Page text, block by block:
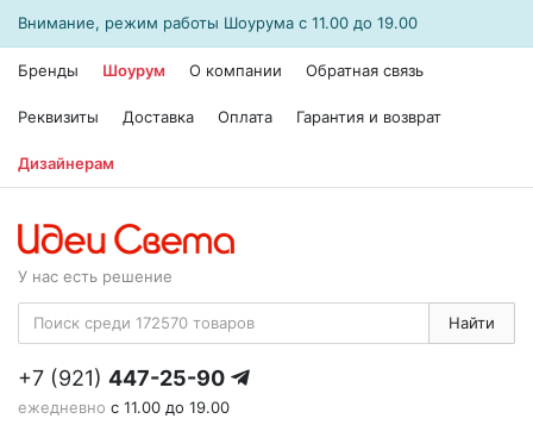
Внимание, режим работы Шоурума с 11.00 до 19.00
Бренды Шоурум О компании Обратная связь
Реквизиты Доставка Оплата Гарантия и возврат
Дизайнерам
У нас есть решение
Найти
+7 (921) 447-25-90
ежедневно с 11.00 до 19.00